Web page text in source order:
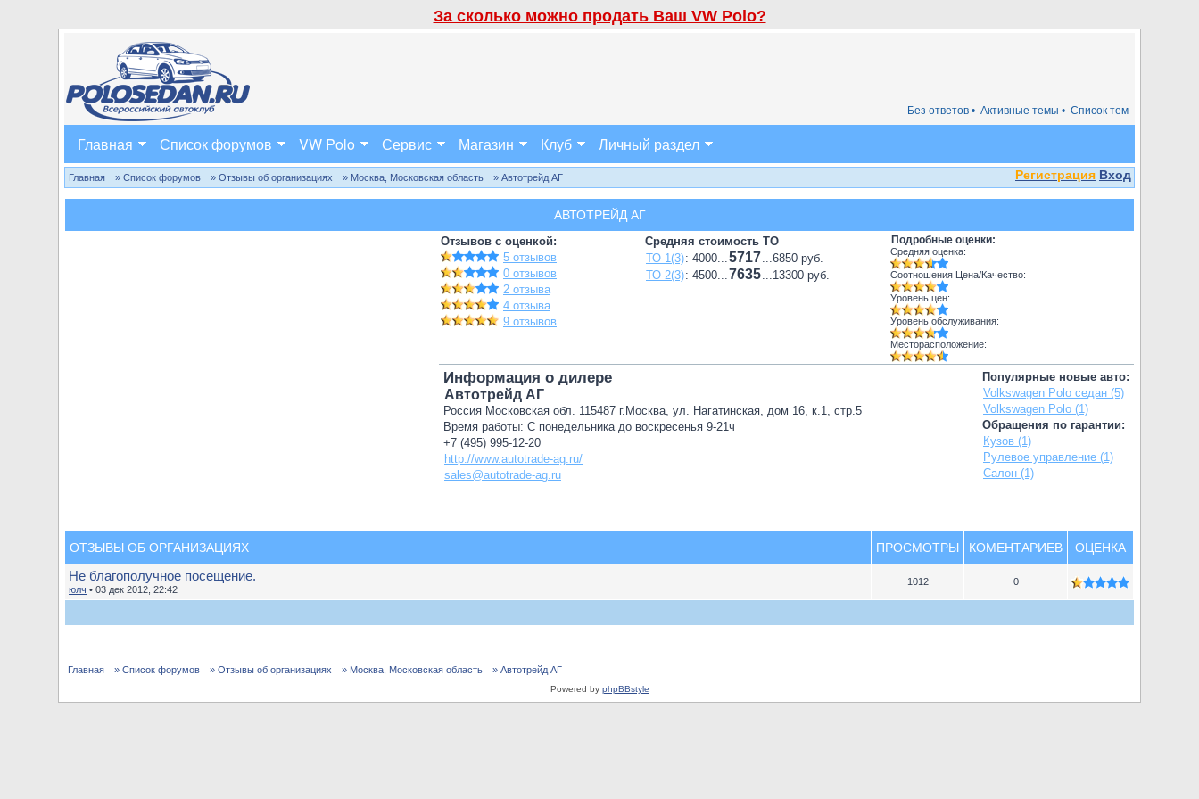
За сколько можно продать Ваш VW Polo?
Список тем
Активные темы •
Без ответов •
Главная Список форумов VW Polo Сервис Магазин Клуб Личный раздел
Регистрация Вход
Главная » Список форумов » Отзывы об организациях » Москва, Московская область » Автотрейд АГ
АВТОТРЕЙД АГ
Отзывов с оценкой:
5 отзывов
0 отзывов
2 отзыва
4 отзыва
9 отзывов
Средняя стоимость ТО
ТО-1(3): 4000...5717...6850 руб.
ТО-2(3): 4500...7635...13300 руб.
Подробные оценки:
Средняя оценка:
Соотношения Цена/Качество:
Уровень цен:
Уровень обслуживания:
Месторасположение:
Популярные новые авто:
Volkswagen Polo седан (5)
Volkswagen Polo (1)
Обращения по гарантии:
Кузов (1)
Рулевое управление (1)
Салон (1)
Информация о дилере
Автотрейд АГ
Россия Московская обл. 115487 г.Москва, ул. Нагатинская, дом 16, к.1, стр.5
Время работы: С понедельника до воскресенья 9-21ч
+7 (495) 995-12-20
http://www.autotrade-ag.ru/
sales@autotrade-ag.ru
ОТЗЫВЫ ОБ ОРГАНИЗАЦИЯХ ПРОСМОТРЫ КОМЕНТАРИЕВ ОЦЕНКА
Не благополучное посещение.
юлч • 03 дек 2012, 22:42
1012 0
Главная » Список форумов » Отзывы об организациях » Москва, Московская область » Автотрейд АГ
Powered by phpBBstyle